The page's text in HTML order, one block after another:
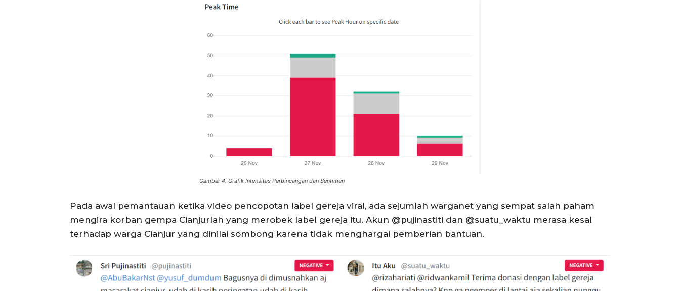
Gambar 4. Grafik Intensitas Perbincangan dan Sentimen
Pada awal pemantauan ketika video pencopotan label gereja viral, ada sejumlah warganet yang sempat salah paham
mengira korban gempa Cianjurlah yang merobek label gereja itu. Akun @pujinastiti dan @suatu_waktu merasa kesal
terhadap warga Cianjur yang dinilai sombong karena tidak menghargai pemberian bantuan.